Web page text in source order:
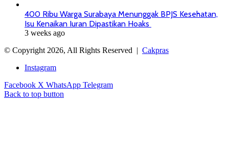
400 Ribu Warga Surabaya Menunggak BPJS Kesehatan,
Isu Kenaikan Iuran Dipastikan Hoaks
3 weeks ago
© Copyright 2026, All Rights Reserved | Cakpras
Instagram
Facebook X WhatsApp Telegram
Back to top button